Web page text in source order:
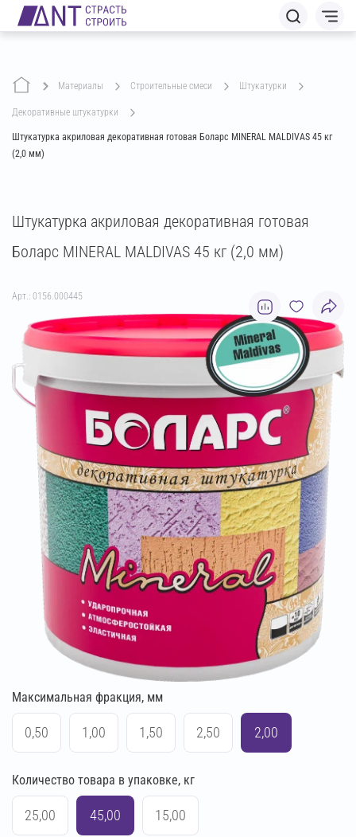
Материалы строительные смеси штукатурки
декоративные штукатурки
Штукатурка акриловая декоративная готовая Боларс MINERAL MALDIVAS 45 кг
(2,0 мм)
Штукатурка акриловая декоративная готовая
Боларс MINERAL MALDIVAS 45 кг (2,0 мм)
Арт.: 0156.000445
Максимальная фракция, мм
0,50 1,00 1,50 2,50 2,00
Количество товара в упаковке, кг
25,00 45,00 15,00